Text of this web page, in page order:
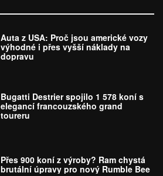
Auta z USA: Proč jsou americké vozy
výhodné i přes vyšší náklady na
dopravu
Bugatti Destrier spojilo 1 578 koní s
elegancí francouzského grand
toureru
Přes 900 koní z výroby? Ram chystá
brutální úpravy pro nový Rumble Bee